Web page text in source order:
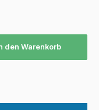
den Warenkorb